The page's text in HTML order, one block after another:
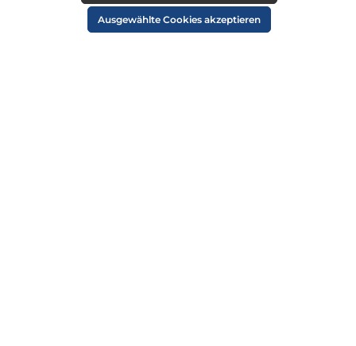
Ausgewählte Cookies akzeptieren